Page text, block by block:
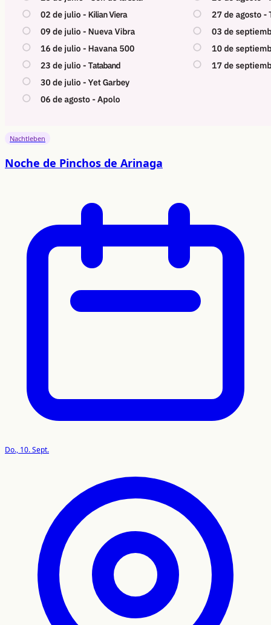
Nachtleben
Noche de Pinchos de Arinaga
Do., 10. Sept.